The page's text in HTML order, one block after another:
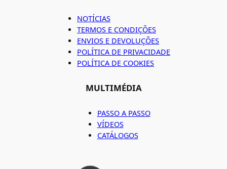
NOTÍCIAS
TERMOS E CONDIÇÕES
ENVIOS E DEVOLUÇÕES
POLÍTICA DE PRIVACIDADE
POLÍTICA DE COOKIES
MULTIMÉDIA
PASSO A PASSO
VÍDEOS
CATÁLOGOS